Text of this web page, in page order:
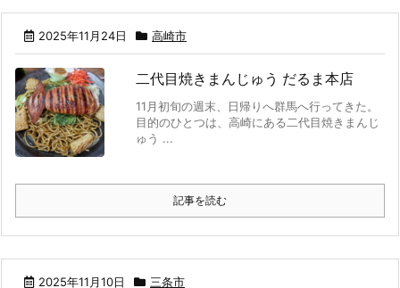
2025年11月24日 高崎市
二代目焼きまんじゅう だるま本店
11月初旬の週末、日帰りへ群馬へ行ってきた。
目的のひとつは、高崎にある二代目焼きまんじ
ゅう ...
記事を読む
2025年11月10日 三条市